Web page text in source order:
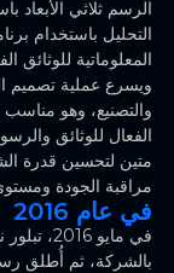
المعلوماتية للوثائق
ويسرع عملية تصميم
والتصنيع، وهو مناسب
الفعال للوثائق
متين لتحسين قدرة
مراقبة الجودة
في عام 2016